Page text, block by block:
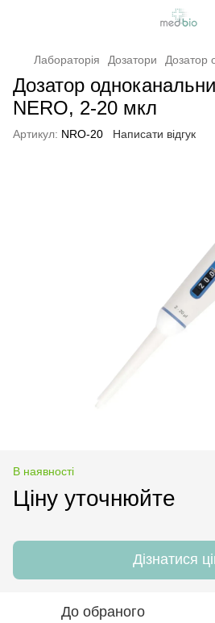
Лабораторія Дозатори Дозатор
Дозатор
NERO, 2-20 мкл
Артикул: NRO-20 Написати відгук
В наявності
Ціну уточнюйте
Дізнатися
До обраного